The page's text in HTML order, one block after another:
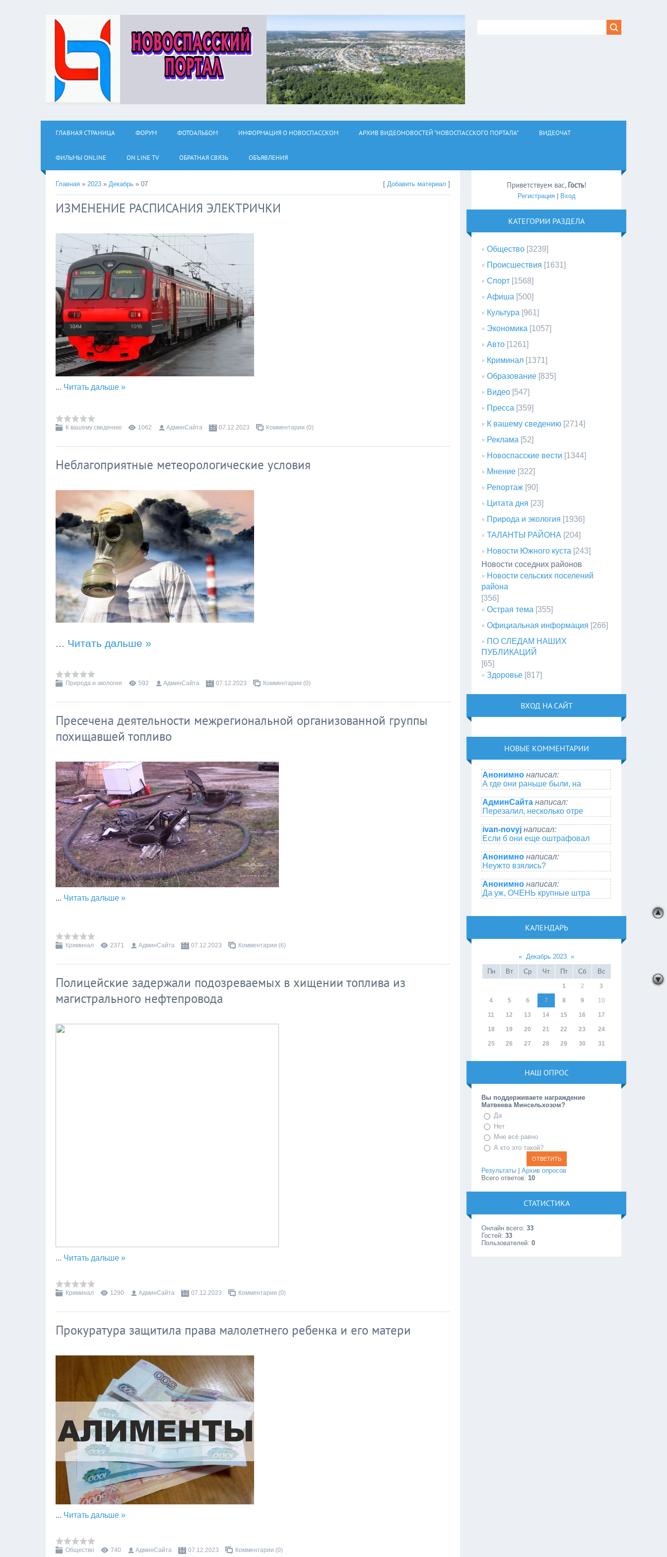
ГЛАВНАЯ СТРАНИЦА ФОРУМ ФОТОАЛЬБОМ ИНФОРМАЦИЯ О НОВОСПАССКОМ АРХИВ ВИДЕОНОВОСТЕЙ "НОВОСПАССКОГО ПОРТАЛА" ВИДЕОЧАТ
ФИЛЬМЫ ОNLINE ON LINE TV ОБРАТНАЯ СВЯЗЬ ОБЪЯВЛЕНИЯ
Главная » 2023 » Декабрь » 07 [Добавить материал ]
ИЗМЕНЕНИЕ РАСПИСАНИЯ ЭЛЕКТРИЧКИ
... Читать дальше »
К вашему сведению 1062 АдминСайта 07.12.2023 Комментарии (0)
Неблагоприятные метеорологические условия
... Читать дальше »
Природа и экология 592 АдминСайта 07.12.2023 Комментарии (0)
Пресечена деятельности межрегиональной организованной группы
похищавшей топливо
... Читать дальше »
Криминал 2371 АдминСайта 07.12.2023 Комментарии (6)
Полицейские задержали подозреваемых в хищении топлива из
магистрального нефтепровода
... Читать дальше »
Криминал 1290 АдминСайта 07.12.2023 Комментарии (0)
Прокуратура защитила права малолетнего ребенка и его матери
... Читать дальше »
Общество 740 АдминСайта 07.12.2023 Комментарии (0)
Приветствуем вас, Гость!
Регистрация| Вход
КАТЕГОРИИ РАЗДЕЛА
Общество [3239]
Происшествия [1631]
Спорт [1568]
Афиша [500]
Культура [961]
Экономика [1057]
Авто [1261]
Криминал [1371]
Образование [835]
Видео [547]
Пресса [359]
К вашему сведению [2714]
Реклама [52]
Новоспасские вести [1344]
Мнение [322]
Репортаж [90]
Цитата дня [23]
Природа и экология [1936]
ТАЛАНТЫ РАЙОНА [204]
Новости Южного куста [243]
Новости соседних районов
Новости сельских поселений
района
[356]
Острая тема [355]
Официальная информация [266]
ПО СЛЕДАМ НАШИХ
ПУБЛИКАЦИЙ
[65]
Здоровье [817]
ВХОД НА САЙТ
НОВЫЕ КОММЕНТАРИИ
Анонимно написал:
А где они раньше были, на
АдминСайта написал:
Перезалил, несколько отре
ivan-novyj написал:
Если б они еще оштрафовал
Анонимно написал:
Неужто взялись?
Анонимно написал:
Да уж, ОЧЕНЬ крупные штра
КАЛЕНДАРЬ
« Декабрь 2023 »
Пн
Вт Ср Чт Пт Сб Вс
1 2 3
4 5 6 7 8 9 10
11 12 13 14 15 16 17
18 19 20 21 22 23 24
25 26 27 28 29 30 31
НАШ ОПРОС
Вы поддерживаете награждение
Матвеева Минсельхозом?
Да
Нет
Мне всё равно
А кто это такой?
Результаты |Архив опросов
Всего ответов:10
СТАТИСТИКА
Онлайн всего:33
Гостей:33
Пользователей:0